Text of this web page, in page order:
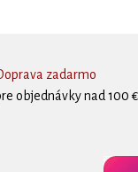
zadarmo
objednávky nad 100 €